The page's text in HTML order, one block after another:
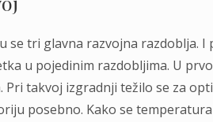
tri glavna razvojna razdoblja. I
u pojedinim razdobljima. U
takvoj izgradnji težilo se za
posebno. Kako se